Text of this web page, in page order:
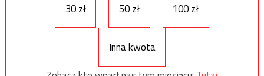
30 zł
50 zł 100 zł
Inna kwota